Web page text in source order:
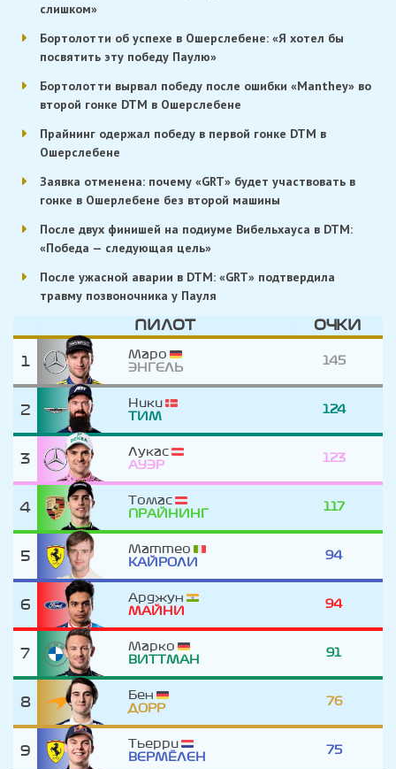
слишком»
Бортолотти об успехе в Ошерслебене: «Я хотел бы
посвятить эту победу Паулю»
Бортолотти вырвал победу после ошибки «Manthey» во
второй гонке DTM в Ошерслебене
Прайнинг одержал победу в первой гонке DTM в
Ошерслебене
Заявка отменена: почему «GRT» будет участвовать в
гонке в Ошерлебене без второй машины
После двух финишей на подиуме Вибельхауса в DTM:
«Победа — следующая цель»
После ужасной аварии в DTM: «GRT» подтвердила
травму позвоночника у Пауля
ПИЛОТ ОЧКИ
1
Маро
ЭНГЕЛЬ
145
2
Ники
ТИМ
124
3
Лукас
АУЭР
123
4
Томас
ПРАЙНИНГ
117
5
Маттео
КАЙРОЛИ
94
6
Арджун
МАЙНИ
94
7
Марко
ВИТТМАН
91
8
Бен
ДОРР
76
9
Тьерри
ВЕРМЁЛЕН
75